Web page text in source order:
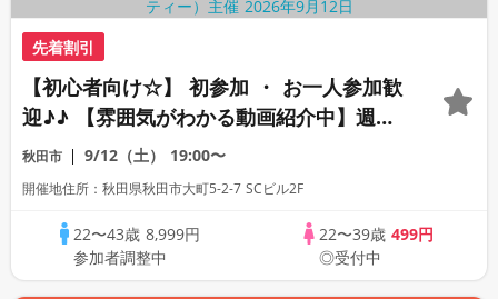
先着割引
【初心者向け☆】 初参加 ・ お一人参加歓
迎♪♪ 【雰囲気がわかる動画紹介中】週末
プレミアム街コン
秋田市 9/12（土） 19:00〜
開催地住所：秋田県秋田市大町5-2-7 SCビル2F
22〜43歳 8,999円
参加者調整中
22〜39歳 499円
◎受付中